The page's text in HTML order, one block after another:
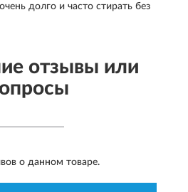
долго и часто стирать без
отзывы или
о данном товаре.